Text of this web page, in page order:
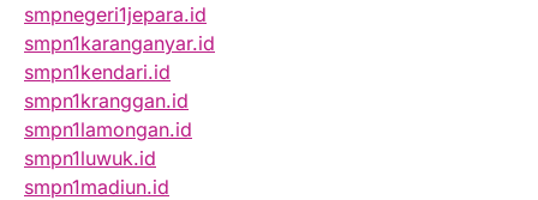
smpnegeri1jepara.id
smpn1karanganyar.id
smpn1kendari.id
smpn1kranggan.id
smpn1lamongan.id
smpn1luwuk.id
smpn1madiun.id